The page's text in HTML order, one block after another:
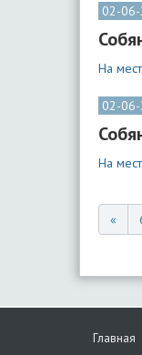
02-
На
02-
На
«
Главная